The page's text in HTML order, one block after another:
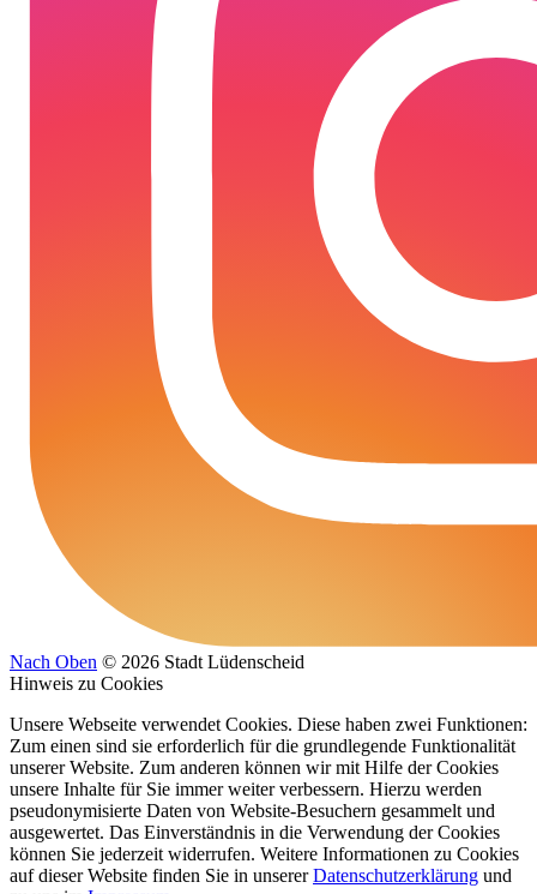
Nach Oben © 2026 Stadt Lüdenscheid
Hinweis zu Cookies
Unsere Webseite verwendet Cookies. Diese haben zwei Funktionen:
Zum einen sind sie erforderlich für die grundlegende Funktionalität
unserer Website. Zum anderen können wir mit Hilfe der Cookies
unsere Inhalte für Sie immer weiter verbessern. Hierzu werden
pseudonymisierte Daten von Website-Besuchern gesammelt und
ausgewertet. Das Einverständnis in die Verwendung der Cookies
können Sie jederzeit widerrufen. Weitere Informationen zu Cookies
auf dieser Website finden Sie in unsererDatenschutzerklärung und